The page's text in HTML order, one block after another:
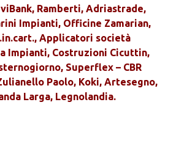
Ramberti, Adriastrade,
Impianti, Officine Zamarian,
Applicatori società
Impianti, Costruzioni Cicuttin,
Superflex – CBR
Paolo, Koki, Artesegno,
Larga, Legnolandia.